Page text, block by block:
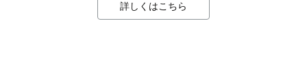
詳しくはこちら